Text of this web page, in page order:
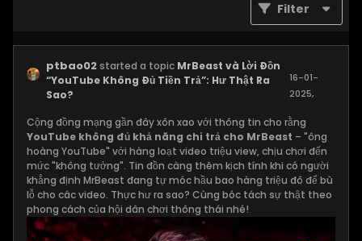
Filter
ptbao02started a topic MrBeast và Lời Đồn
“YouTube Không Đủ Tiền Trả”: Hư Thật Ra
Sao?
16-01-
2025,
Cộng đồng mạng gần đây xôn xao với thông tin cho rằng
YouTube không đủ khả năng chi trả cho MrBeast – "ông
hoàng YouTube" với hàng loạt video triệu view, chịu chơi đến
mức "không tưởng". Tin đồn càng thêm kịch tính khi có người
khẳng định MrBeast đang tự móc hầu bao hàng triệu đô để bù
lỗ cho các video. Thực hư ra sao? Cùng bóc tách sự thật theo
phong cách của hội dân chơi thông thái nhé!